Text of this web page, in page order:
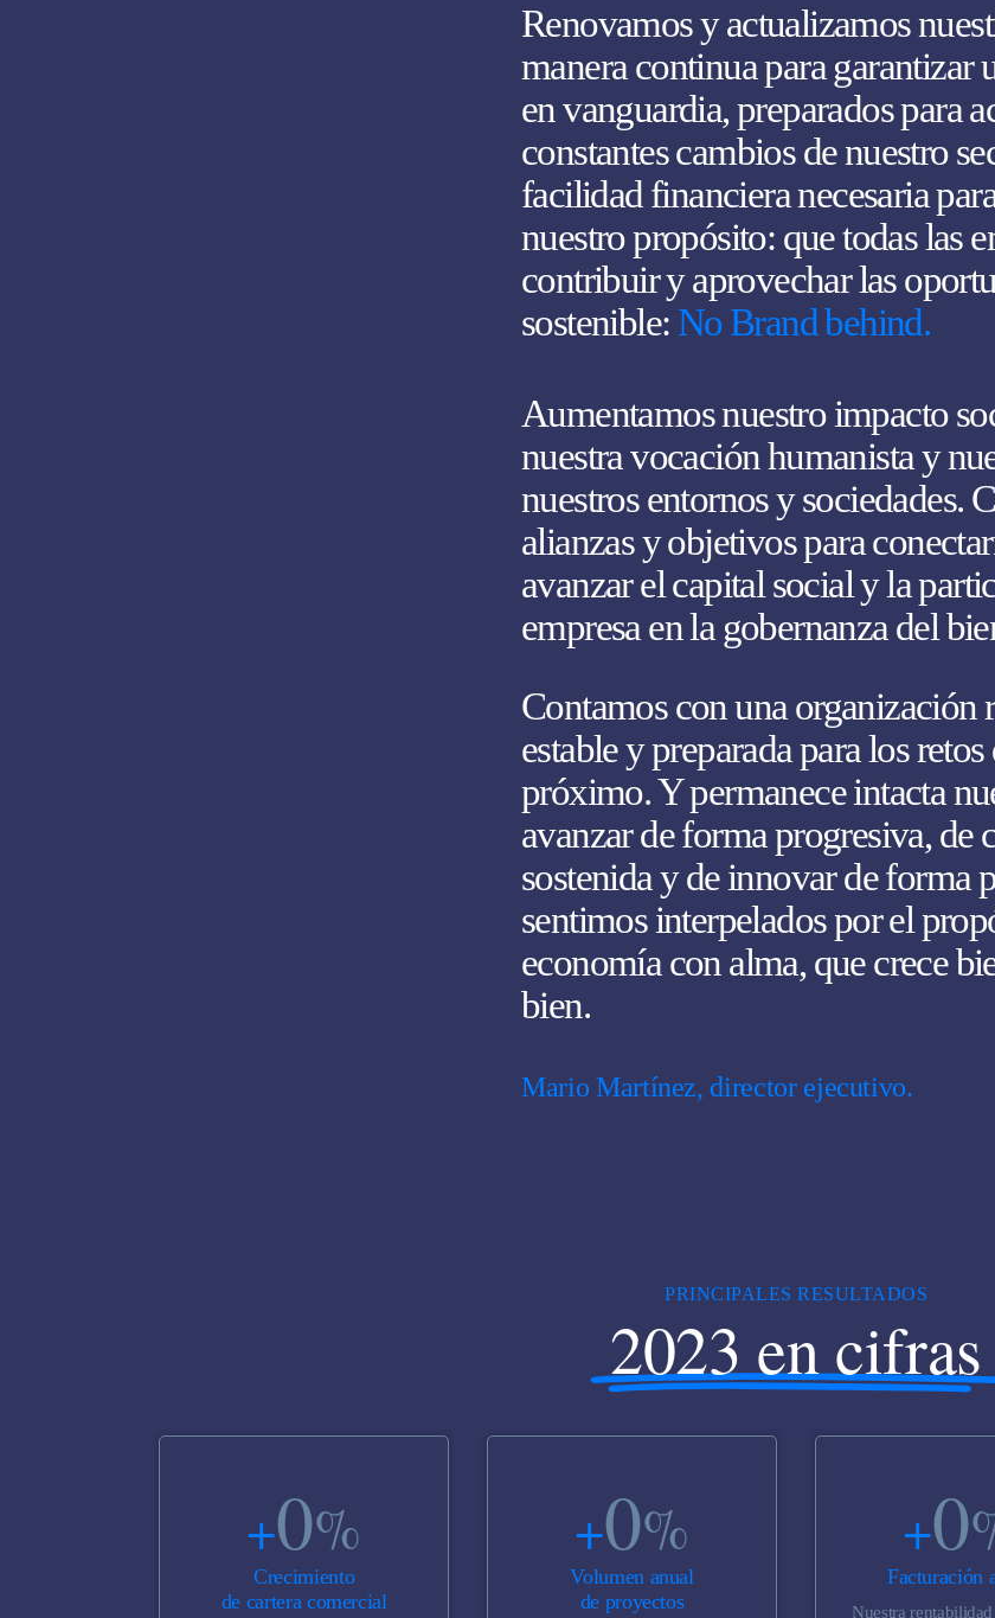
Renovamos y actualizamos
manera continua para garantizar
en vanguardia, preparados para
constantes cambios de nuestro
facilidad financiera necesaria
nuestro propósito: que todas las
contribuir y aprovechar las
sostenible: No Brand behind.
Aumentamos nuestro impacto
nuestra vocación humanista y
nuestros entornos y sociedades.
alianzas y objetivos para
avanzar el capital social y la
empresa en la gobernanza del
Contamos con una organización
estable y preparada para los
próximo. Y permanece intacta
avanzar de forma progresiva, de
sostenida y de innovar de forma
sentimos interpelados por el
economía con alma, que crece
bien.
Mario Martínez, director ejecutivo.
PRINCIPALES RESULTADOS
2023 en cifras
+0%
Crecimiento
de cartera comercial
+0%
Volumen anual
de proyectos
+0
Facturación
Nuestra